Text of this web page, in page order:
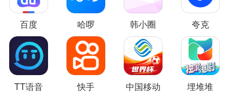
百度 哈啰 韩小圈 夸克
TT语音 快手 中国移动 埋堆堆